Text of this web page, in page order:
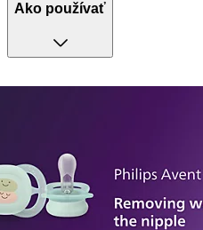
Ako používať